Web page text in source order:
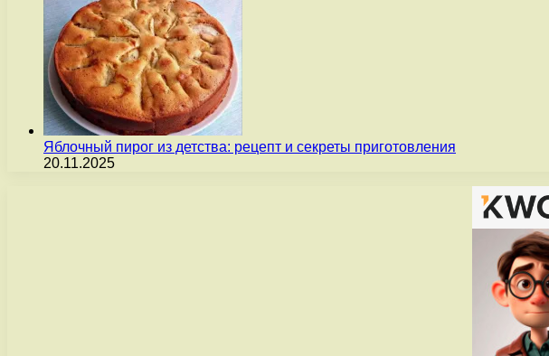
Яблочный пирог из детства: рецепт и секреты приготовления
20.11.2025